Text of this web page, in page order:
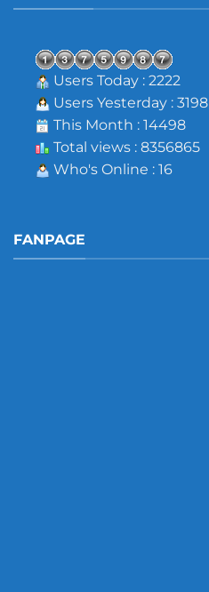
Users Today : 2222
Users Yesterday : 3198
This Month : 14498
Total views : 8356865
Who's Online : 16
FANPAGE